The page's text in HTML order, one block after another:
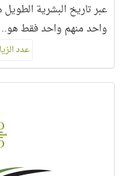
عبر تاريخ البشرية الطويل
واحد منهم واحد فقط هو..
عدد